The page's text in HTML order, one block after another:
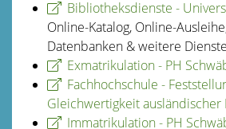
Bibliotheksdienste -
Online-Katalog, Online-
Datenbanken & weitere
Exmatrikulation - PH
Fachhochschule -
Gleichwertigkeit ausländischer
Immatrikulation - PH